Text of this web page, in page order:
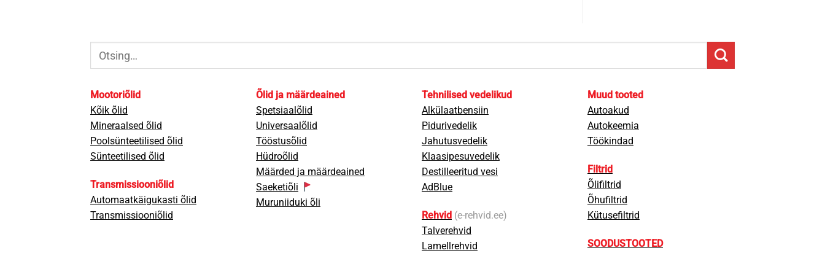
Mootoriõlid
Kõik õlid
Mineraalsed õlid
Poolsünteetilised õlid
Sünteetilised õlid
Transmissiooniõlid
Automaatkäigukasti õlid
Transmissiooniõlid
Õlid ja määrdeained
Spetsiaalõlid
Universaalõlid
Tööstusõlid
Hüdroõlid
Määrded ja määrdeained
Saeketiõli
Muruniiduki õli
Tehnilised vedelikud
Alkülaatbensiin
Pidurivedelik
Jahutusvedelik
Klaasipesuvedelik
Destilleeritud vesi
AdBlue
Rehvid (e-rehvid.ee)
Talverehvid
Lamellrehvid
Muud tooted
Autoakud
Autokeemia
Töökindad
Filtrid
Õlifiltrid
Õhufiltrid
Kütusefiltrid
SOODUSTOOTED